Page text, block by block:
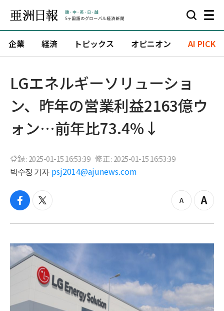
企業 経済 トピックス オピニオン AI PICK
LGエネルギーソリューショ
ン、昨年の営業利益2163億ウ
ォン…前年比73.4%↓
登録 : 2025-01-15 16:53:39 修正 : 2025-01-15 16:53:39
박수정 기자 psj2014@ajunews.com
f
c
b
o
t
i
t
r
z
o
o
Z
o
i